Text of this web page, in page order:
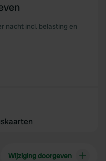
nacht incl. belasting en
Wijziging doorgeven